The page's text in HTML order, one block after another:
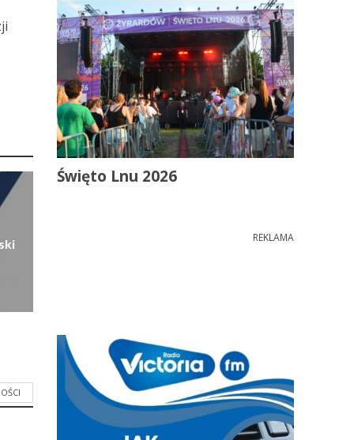
Święto Lnu 2026
REKLAMA